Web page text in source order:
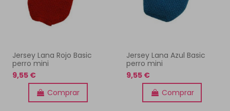
Jersey Lana Rojo Basic
perro mini
9,55 €
Comprar
Jersey Lana Azul Basic
perro mini
9,55 €
Comprar